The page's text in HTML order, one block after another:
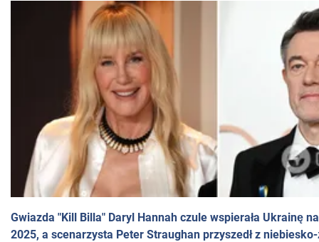
Gwiazda "Kill Billa" Daryl Hannah czule wspierała Ukrainę
2025, a scenarzysta Peter Straughan przyszedł z